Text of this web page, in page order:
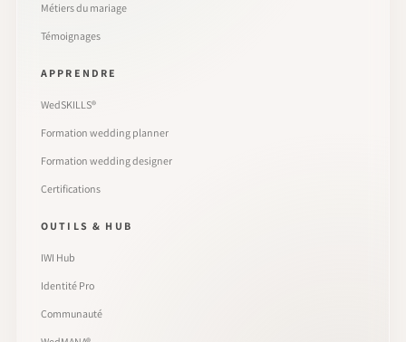
Métiers du mariage
Témoignages
APPRENDRE
WedSKILLS®
Formation wedding planner
Formation wedding designer
Certifications
OUTILS & HUB
IWI Hub
Identité Pro
Communauté